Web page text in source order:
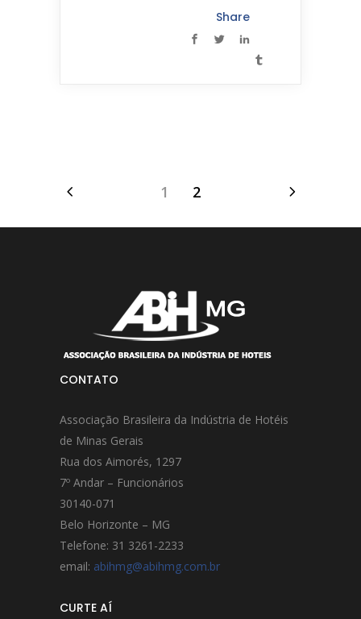
Share
1 2
CONTATO
Associação Brasileira da Indústria de Hotéis
de Minas Gerais
Rua dos Aimorés, 1297
7º Andar – Funcionários
30140-071
Belo Horizonte – MG
Telefone: 31 3261-2233
email: abihmg@abihmg.com.br
CURTE AÍ